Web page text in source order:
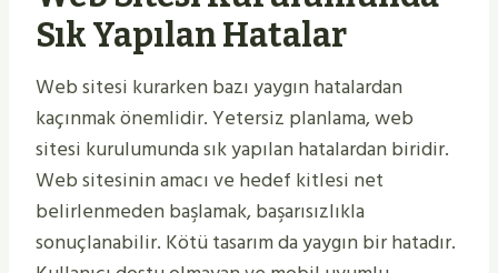
Sık Yapılan Hatalar
Web sitesi kurarken bazı yaygın hatalardan
kaçınmak önemlidir. Yetersiz planlama, web
sitesi kurulumunda sık yapılan hatalardan biridir.
Web sitesinin amacı ve hedef kitlesi net
belirlenmeden başlamak, başarısızlıkla
sonuçlanabilir. Kötü tasarım da yaygın bir hatadır.